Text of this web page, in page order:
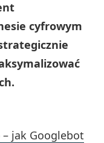
cyfrowym
jak Googlebot